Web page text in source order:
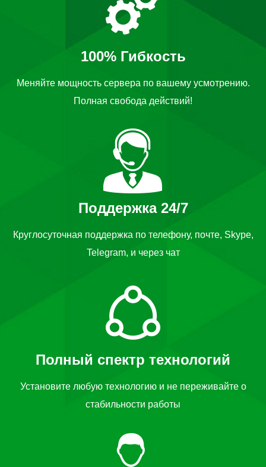
100% Гибкость
Меняйте мощность сервера по вашему усмотрению.
Полная свобода действий!
Поддержка 24/7
Круглосуточная поддержка по телефону, почте, Skype,
Telegram, и через чат
Полный спектр технологий
Установите любую технологию и не переживайте о
стабильности работы